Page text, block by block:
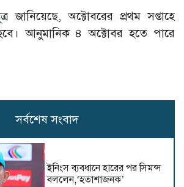
জানিয়েছে, অক্টোবরের প্রথম সপ্তাহে
হবে। আনুমানিক ৪ অক্টোবর হতে পারে
সর্বশেষ সংবাদ
ইনিংস ব্যবধানে হারের পর সিমন্স
বললেন,‘হতাশাজনক’